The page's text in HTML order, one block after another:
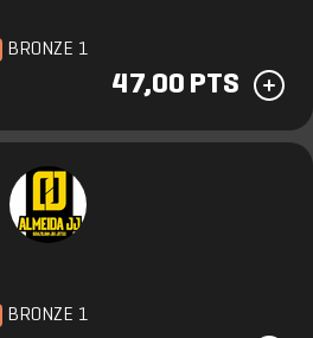
BRONZE 1
47,00 PTS
BRONZE 1